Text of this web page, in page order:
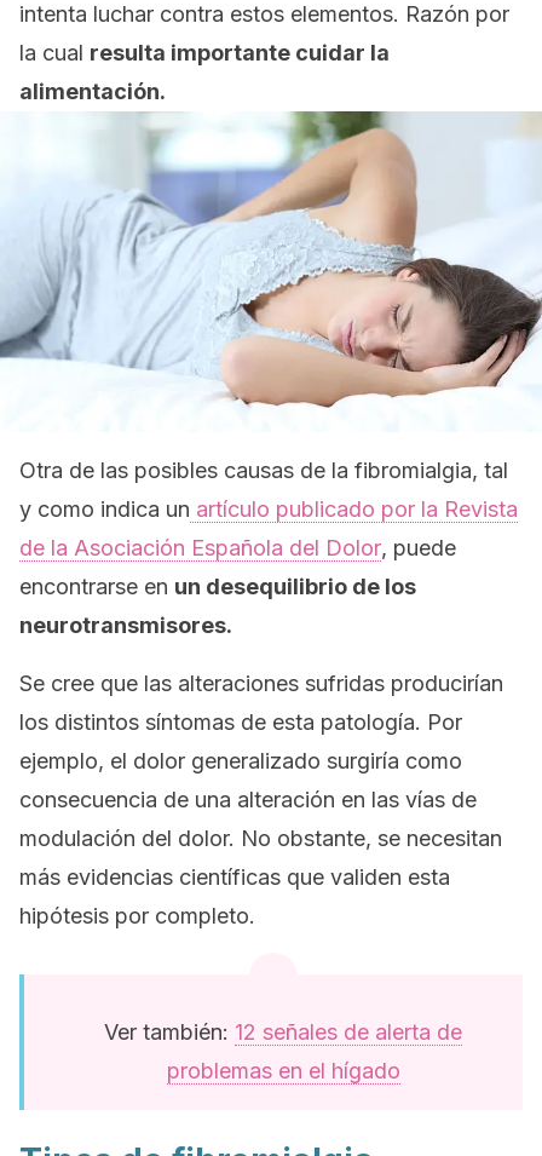
intenta luchar contra estos elementos. Razón por
la cual resulta importante cuidar la
alimentación.
Otra de las posibles causas de la fibromialgia, tal
y como indica un artículo publicado por la Revista
de la Asociación Española del Dolor, puede
encontrarse en un desequilibrio de los
neurotransmisores.
Se cree que las alteraciones sufridas producirían
los distintos síntomas de esta patología. Por
ejemplo, el dolor generalizado surgiría como
consecuencia de una alteración en las vías de
modulación del dolor. No obstante, se necesitan
más evidencias científicas que validen esta
hipótesis por completo.
Ver también: 12 señales de alerta de
problemas en el hígado